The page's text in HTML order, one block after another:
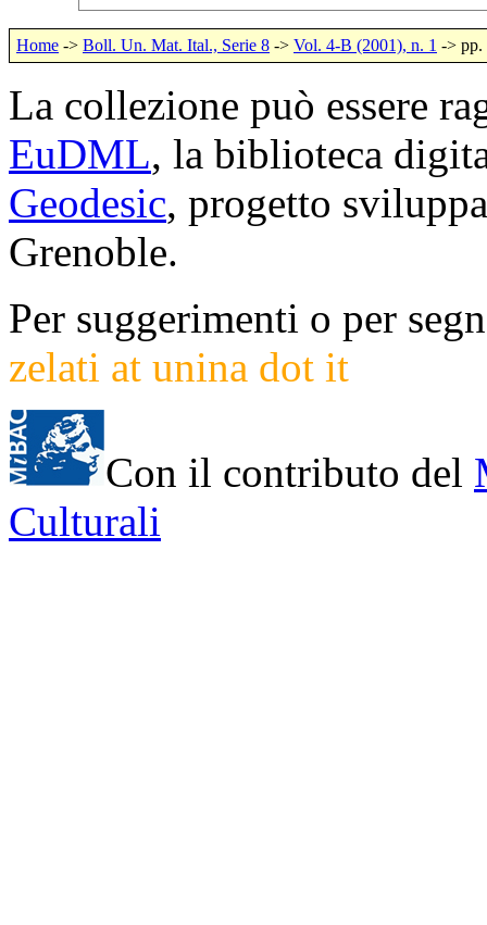
Home -> Boll. Un. Mat. Ital., Serie 8 -> Vol. 4-B (2001), n. 1 -> pp.
La collezione può essere
EuDML, la biblioteca
Geodesic, progetto
Grenoble.
Per suggerimenti o per
zelati at unina dot it
Con il contributo del
Culturali